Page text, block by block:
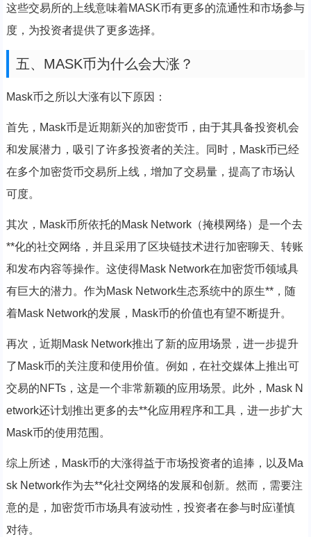
这些交易所的上线意味着MASK币有更多的流通性和市场参与
度，为投资者提供了更多选择。
五、MASK币为什么会大涨？
Mask币之所以大涨有以下原因：
首先，Mask币是近期新兴的加密货币，由于其具备投资机会
和发展潜力，吸引了许多投资者的关注。同时，Mask币已经
在多个加密货币交易所上线，增加了交易量，提高了市场认
可度。
其次，Mask币所依托的Mask Network（掩模网络）是一个去
**化的社交网络，并且采用了区块链技术进行加密聊天、转账
和发布内容等操作。这使得Mask Network在加密货币领域具
有巨大的潜力。作为Mask Network生态系统中的原生**，随
着Mask Network的发展，Mask币的价值也有望不断提升。
再次，近期Mask Network推出了新的应用场景，进一步提升
了Mask币的关注度和使用价值。例如，在社交媒体上推出可
交易的NFTs，这是一个非常新颖的应用场景。此外，Mask N
etwork还计划推出更多的去**化应用程序和工具，进一步扩大
Mask币的使用范围。
综上所述，Mask币的大涨得益于市场投资者的追捧，以及Ma
sk Network作为去**化社交网络的发展和创新。然而，需要注
意的是，加密货币市场具有波动性，投资者在参与时应谨慎
对待。